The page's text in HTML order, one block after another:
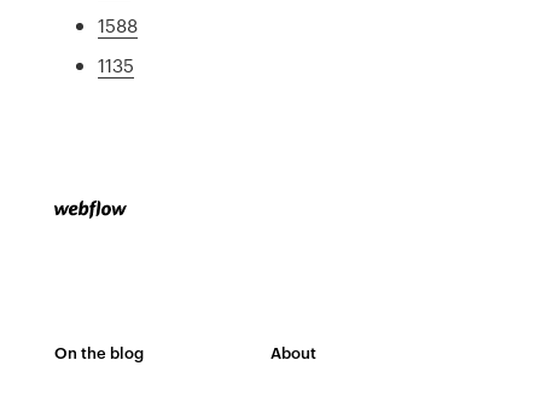
1588
1135
On the blog About